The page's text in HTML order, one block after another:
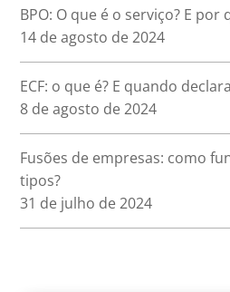
BPO: O que é o serviço? E
14 de agosto de 2024
ECF: o que é? E quando
8 de agosto de 2024
Fusões de empresas: como
tipos?
31 de julho de 2024